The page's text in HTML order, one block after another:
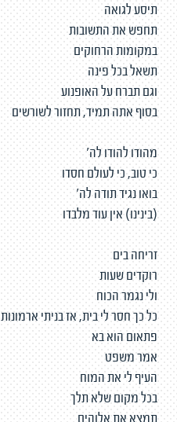
תיסע לגואה
תחפש את התשובות
במקומות הרחוקים
תשאל בכל פינה
וגם תברח על האופנוע
בסוף אתה תמיד, תחזור לשורשים
מהודו להודו לה׳
כי טוב, כי לעולם חסדו
בואו נגיד תודה לה׳
(בינינו) אין עוד מלבדו
זריחה בים
רוקדים שעות
ולי נגמר הכוח
כל כך חסר לי בית, אז בניתי ארמונות
פתאום הוא בא
אמר משפט
העיף לי את המוח
בכל מקום שלא תלך